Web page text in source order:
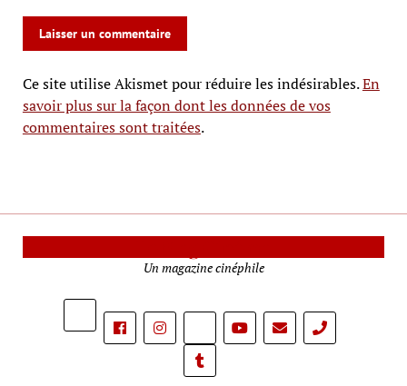
Ce site utilise Akismet pour réduire les indésirables.En
savoir plus sur la façon dont les données de vos
commentaires sont traitées.
Un magazine cinéphile
phone